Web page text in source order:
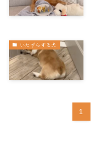
いたずらする犬
1